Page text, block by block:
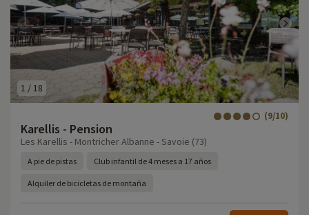
1 /18
Karellis - Pension
(9/10)
Les Karellis - Montricher Albanne - Savoie (73)
A pie de pistas Club infantil de 4 meses a 17 años
Alquiler de bicicletas de montaña